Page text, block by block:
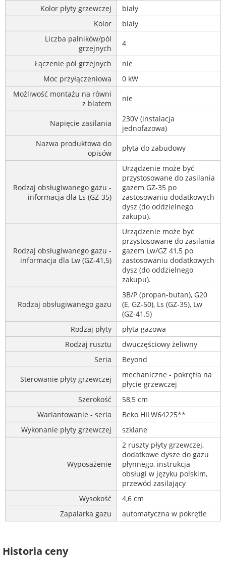
Kolor płyty grzewczej
biały
Kolor
biały
Liczba palników/pól
grzejnych
4
Łączenie pól grzejnych
nie
Moc przyłączeniowa
0 kW
Możliwość montażu na równi
z blatem
nie
Napięcie zasilania
230V (instalacja
jednofazowa)
Nazwa produktowa do
opisów
płyta do zabudowy
Rodzaj obsługiwanego gazu -
informacja dla Ls (GZ-35)
Urządzenie może być
przystosowane do zasilania
gazem GZ-35 po
zastosowaniu dodatkowych
dysz (do oddzielnego
zakupu).
Rodzaj obsługiwanego gazu -
informacja dla Lw (GZ-41,5)
Urządzenie może być
przystosowane do zasilania
gazem Lw/GZ 41,5 po
zastosowaniu dodatkowych
dysz (do oddzielnego
zakupu).
Rodzaj obsługiwanego gazu
3B/P (propan-butan), G20
(E, GZ-50), Ls (GZ-35), Lw
(GZ-41.5)
Rodzaj płyty
płyta gazowa
Rodzaj rusztu
dwuczęściowy żeliwny
Seria
Beyond
Sterowanie płyty grzewczej
mechaniczne - pokrętła na
płycie grzewczej
Szerokość
58,5 cm
Wariantowanie - seria
Beko HILW64225**
Wykonanie płyty grzewczej
szklane
Wyposażenie
2 ruszty płyty grzewczej,
dodatkowe dysze do gazu
płynnego, instrukcja
obsługi w języku polskim,
przewód zasilający
Wysokość
4,6 cm
Zapalarka gazu
automatyczna w pokrętle
Historia ceny